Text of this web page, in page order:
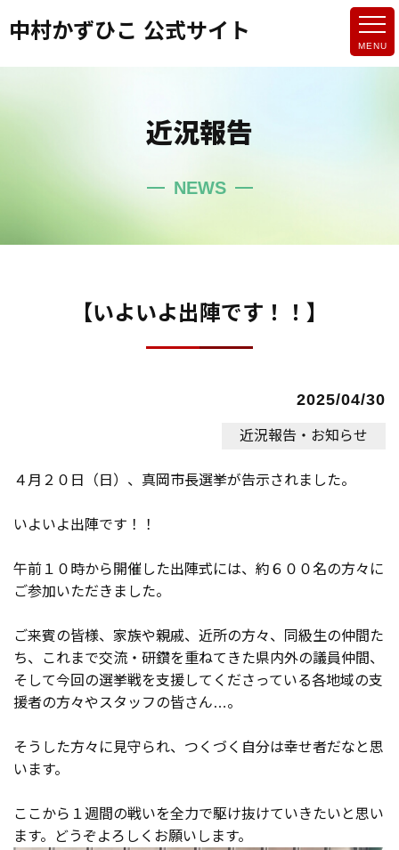
中村かずひこ 公式サイト
近況報告
NEWS
【いよいよ出陣です！！】
2025/04/30
近況報告・お知らせ
４月２０日（日）、真岡市長選挙が告示されました。
いよいよ出陣です！！
午前１０時から開催した出陣式には、約６００名の方々に
ご参加いただきました。
ご来賓の皆様、家族や親戚、近所の方々、同級生の仲間た
ち、これまで交流・研鑽を重ねてきた県内外の議員仲間、
そして今回の選挙戦を支援してくださっている各地域の支
援者の方々やスタッフの皆さん…。
そうした方々に見守られ、つくづく自分は幸せ者だなと思
います。
ここから１週間の戦いを全力で駆け抜けていきたいと思い
ます。どうぞよろしくお願いします。